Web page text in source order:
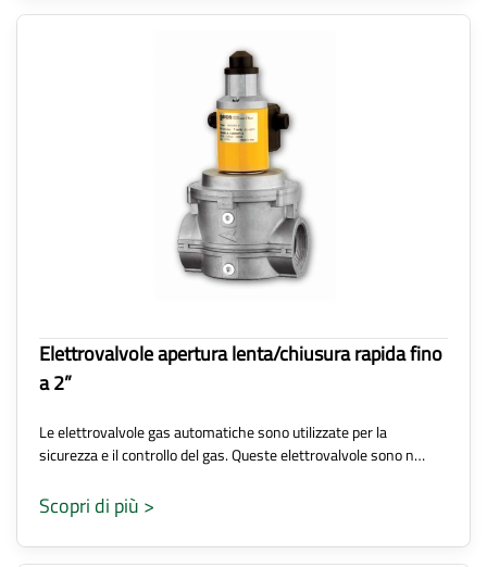
Elettrovalvole apertura lenta/chiusura rapida fino
a 2”
Le elettrovalvole gas automatiche sono utilizzate per la
sicurezza e il controllo del gas. Queste elettrovalvole sono n…
Scopri di più >